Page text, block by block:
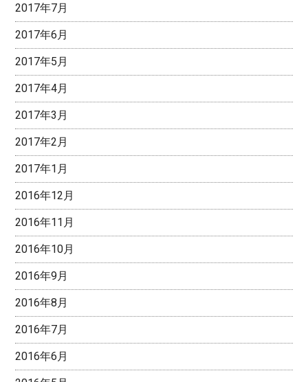
2017年7月
2017年6月
2017年5月
2017年4月
2017年3月
2017年2月
2017年1月
2016年12月
2016年11月
2016年10月
2016年9月
2016年8月
2016年7月
2016年6月